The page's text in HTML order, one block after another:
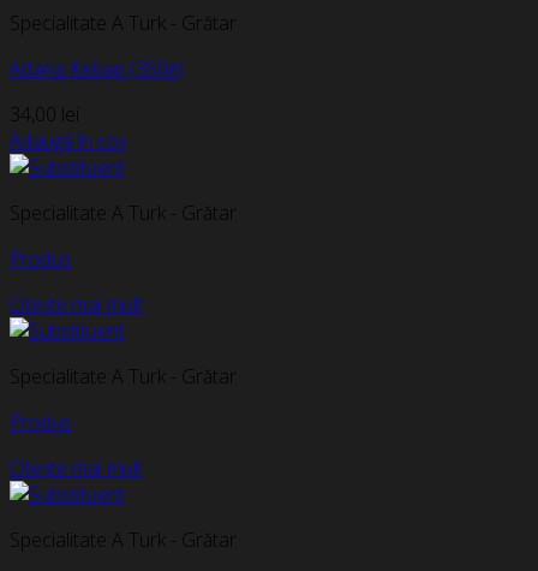
Specialitate A Turk - Grătar
Adana Kebap (350g)
34,00 lei
Adaugă în coș
Specialitate A Turk - Grătar
Produs
Citește mai mult
Specialitate A Turk - Grătar
Produs
Citește mai mult
Specialitate A Turk - Grătar